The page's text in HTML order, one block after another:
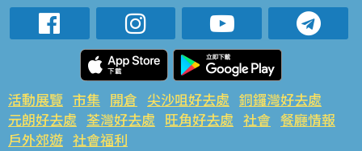
活動展覽 市集 開倉 尖沙咀好去處 銅鑼灣好去處
元朗好去處 荃灣好去處 旺角好去處 社會 餐廳情報
戶外郊遊 社會福利